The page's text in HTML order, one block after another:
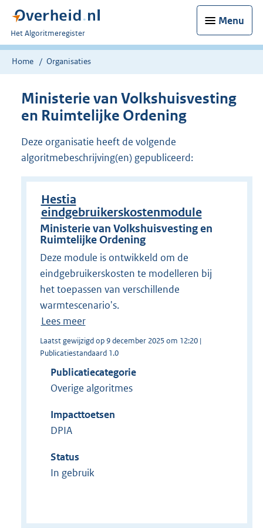
Menu
U
bent
nu
Het Algoritmeregister
Home Organisaties
Ministerie van Volkshuisvesting
en Ruimtelijke Ordening
Deze organisatie heeft de volgende
algoritmebeschrijving(en) gepubliceerd:
Hestia
eindgebruikerskostenmodule
Ministerie van Volkshuisvesting en
Ruimtelijke Ordening
Deze module is ontwikkeld om de
eindgebruikerskosten te modelleren bij
het toepassen van verschillende
warmtescenario's.
Lees meer
Laatst gewijzigd op 9 december 2025 om 12:20 |
Publicatiestandaard 1.0
Publicatiecategorie
Overige algoritmes
Impacttoetsen
DPIA
Status
In gebruik